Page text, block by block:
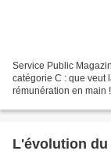
Service Public
catégorie C : que veut
rémunération en main
L'évolution du